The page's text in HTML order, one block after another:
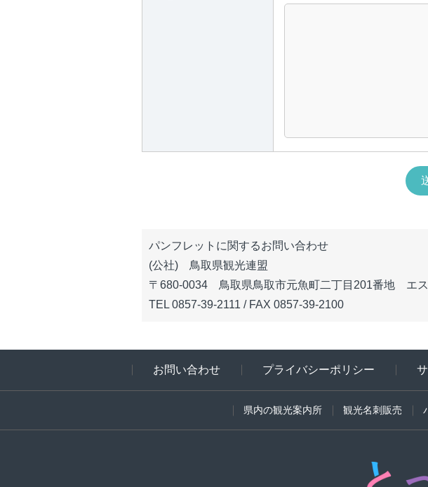
パンフレットに関するお問い合わせ
(公社) 鳥取県観光連盟
〒680-0034 鳥取県鳥取市元魚町二丁目201番地 エス
TEL 0857-39-2111 / FAX 0857-39-2100
お問い合わせ プライバシーポリシー
県内の観光案内所 観光名刺販売